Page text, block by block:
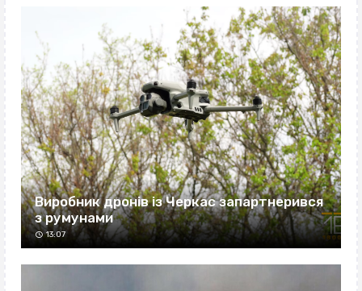
Виробник дронів із Черкас запартнерився
з румунами
13:07